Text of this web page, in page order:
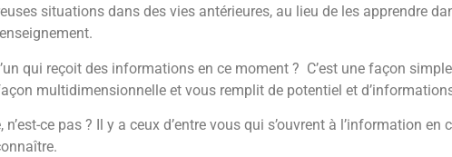
situations dans des vies antérieures, au lieu de les apprendre
qui reçoit des informations en ce moment ? C’est une façon
multidimensionnelle et vous remplit de potentiel et
ce pas ? Il y a ceux d’entre vous qui s’ouvrent à l’information